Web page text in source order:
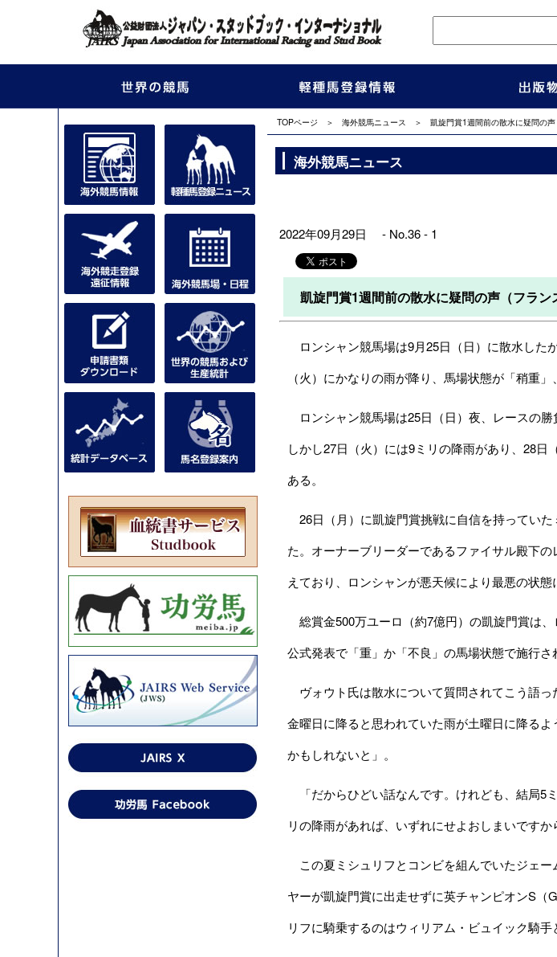
TOPページ ＞ 海外競馬ニュース ＞ 凱旋門賞1週間前の散水に疑問の声
海外競馬ニュース
2022年09月29日 - No.36 - 1
凱旋門賞1週間前の散水に疑問の声（フラン
ロンシャン競馬場は9月25日（日）に散水した
（火）にかなりの雨が降り、馬場状態が「稍重
ロンシャン競馬場は25日（日）夜、レースの勝
しかし27日（火）には9ミリの降雨があり、28
ある。
26日（月）に凱旋門賞挑戦に自信を持ってい
た。オーナーブリーダーであるファイサル殿下
えており、ロンシャンが悪天候により最悪の状態
総賞金500万ユーロ（約7億円）の凱旋門賞は
公式発表で「重」か「不良」の馬場状態で施行さ
ヴォウト氏は散水について質問されてこう語っ
金曜日に降ると思われていた雨が土曜日に降る
かもしれないと」。
「だからひどい話なんです。けれども、結局5
リの降雨があれば、いずれにせよおしまいです
この夏ミシュリフとコンビを組んでいたジェ
ヤーが凱旋門賞に出走せずに英チャンピオンS
リフに騎乗するのはウィリアム・ビュイック騎手